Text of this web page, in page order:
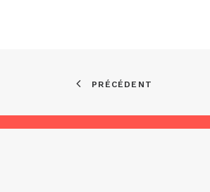
PRÉCÉDENT